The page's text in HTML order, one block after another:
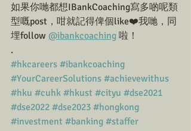
如果你哋都想IBankCoaching寫多啲呢類
型嘅post，咁就記得俾個like❤️我哋，同
埋follow @ibankcoaching 啦！
.
#hkcareers #ibankcoaching
#YourCareerSolutions #achievewithus
#hku #cuhk #hkust #cityu #dse2021
#dse2022 #dse2023 #hongkong
#investment #banking #staffer